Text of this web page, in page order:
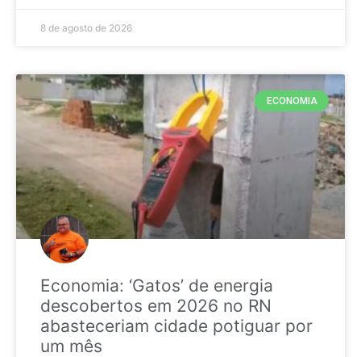
8 de agosto de 2026
ECONOMIA
Economia: ‘Gatos’ de energia
descobertos em 2026 no RN
abasteceriam cidade potiguar por
um mês